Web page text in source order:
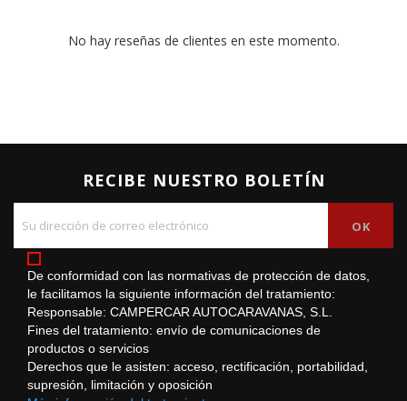
No hay reseñas de clientes en este momento.
RECIBE NUESTRO BOLETÍN
De conformidad con las normativas de protección de datos,
le facilitamos la siguiente información del tratamiento:
Responsable: CAMPERCAR AUTOCARAVANAS, S.L.
Fines del tratamiento: envío de comunicaciones de
productos o servicios
Derechos que le asisten: acceso, rectificación, portabilidad,
supresión, limitación y oposición